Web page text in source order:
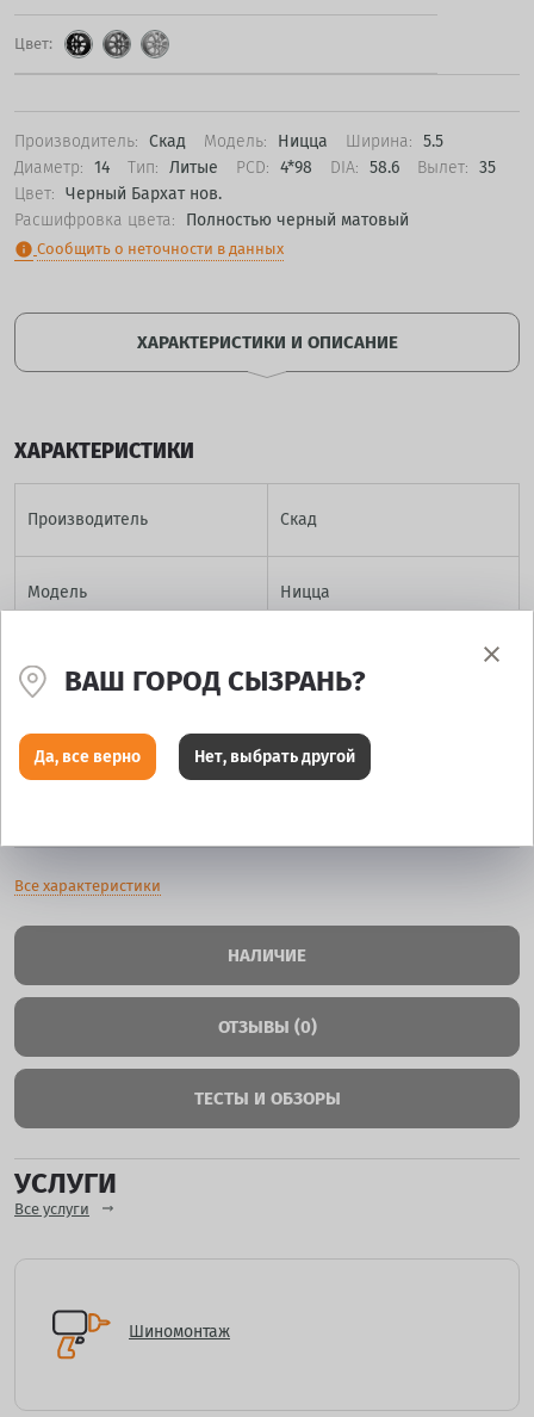
Цвет:
Производитель: Скад Модель: Ницца Ширина: 5.5
Диаметр: 14 Тип: Литые PCD: 4*98 DIA: 58.6 Вылет: 35
Цвет: Черный Бархат нов.
Расшифровка цвета:
Полностью черный матовый
info Сообщить о неточности в данных
ХАРАКТЕРИСТИКИ И ОПИСАНИЕ
ХАРАКТЕРИСТИКИ
Производитель Скад
Модель Ницца
Диаметр
Ширина 5.5
Все характеристики
НАЛИЧИЕ
ОТЗЫВЫ (0)
ТЕСТЫ И ОБЗОРЫ
УСЛУГИ
Все услуги
Шиномонтаж
ВАШ ГОРОД СЫЗРАНЬ?
Да, все верно Нет, выбрать другой